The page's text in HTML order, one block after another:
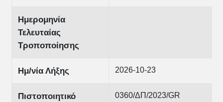
Ημερομηνία
Τελευταίας
Τροποποίησης
Ημ/νία Λήξης 2026-10-23
Πιστοποιητικό 0360/ΔΠ/2023/GR